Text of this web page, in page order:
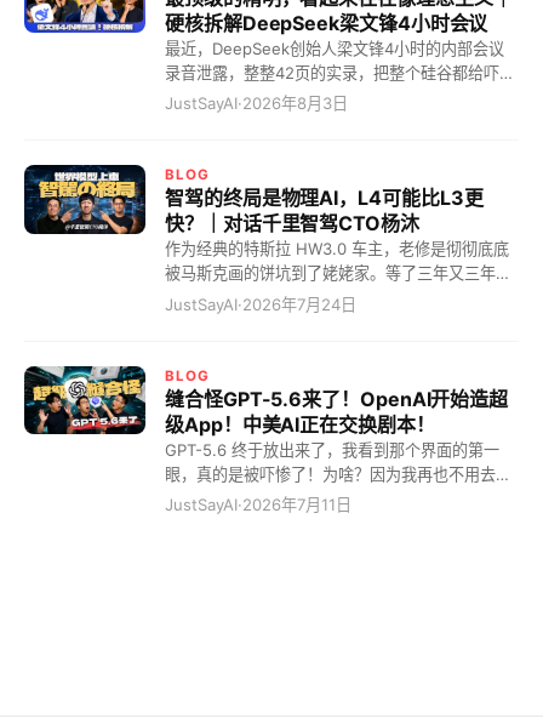
硬核拆解DeepSeek梁文锋4小时会议
最近，DeepSeek创始人梁文锋4小时的内部会议
录音泄露，整整42页的实录，把整个硅谷都给吓惨
了。 全网都在疯狂造神，一口一个“梁圣”叫着，说
个月回本的恐怖算计，AI界的农夫山泉 看硅谷那帮
搞大模型的，有几个敢承认自己能赚钱的？梁圣仿
佛在说：奥兄，我不是针对你，我是说在座的所有
人都是垃圾！ 全网都在惊呼梁文锋是“赛博圣人”，
其实他是一个极其冷酷的“量化精算师”。 很多人不
甚至四倍时，依然疯狂All in买卡？ 因为这笔账的
期中，这意味着剩下的50个月，设备都在无成本、
高效率地自我“印钞”。 而他最狠的一招，是克制住
暴利欲望，将API价格锁死在成本的6倍。你以为6
倍很高？不，这恰恰是极致的“降价防守”——它把
利润压到让任何试图买卡、自己本地部署的第三方
“完全无利可图”。这种算得极清的成本定价，直接
JustSayAI·2026年8月3日
BLOG
智驾的终局是物理AI，L4可能比L3更
快？｜对话千里智驾CTO杨沐
作为经典的特斯拉 HW3.0 车主，老修是彻彻底底
被马斯克画的饼坑到了姥姥家。等了三年又三年，
结果他轻飘飘地告诉老修硬件落后，直接不支持
上天天吹嘘的端到端、物理AI，很可能根本就没触
及终局！而大家眼巴巴盼着的完美 L3 自动驾驶，
可能永远只是个画出来的大饼，反倒是看起来更遥
远的 L4，会以你根本想象不到的速度直接降临，把
那些还在吹嘘 L3 的车企一波流带走！吓惨了吗？
你是不是觉得我在扯淡？来，今天我给你彻底扒一
扒这智驾！ 其实智驾不需要高级智能，但需要...
JustSayAI·2026年7月24日
BLOG
缝合怪GPT-5.6来了！OpenAI开始造超
级App！中美AI正在交换剧本！
GPT-5.6 终于放出来了，我看到那个界面的第一
眼，真的是被吓惨了！为啥？因为我再也不用去求
Claude Fable 5 这个老油条了！ 我最近用 Fable
上又受了一遍，真的是贱兮兮的！我天天蹲在他旁
JustSayAI·2026年7月11日